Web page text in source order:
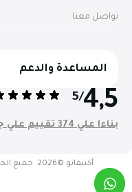
تواصل معنا
المساعدة والدعم
4,5
/5
بناءا علي 374 تقييم علي جوجل
أكتيفاتو ©2026. جميع الحقوق محفوظة.